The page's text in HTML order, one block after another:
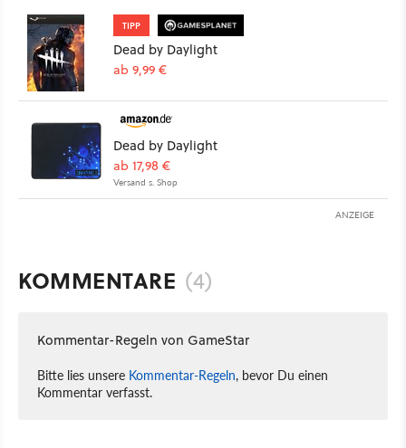
TIPP
Dead by Daylight
ab 9,99 €
Dead by Daylight
ab 17,98 €
Versand s. Shop
ANZEIGE
KOMMENTARE (4)
Kommentar-Regeln von GameStar
Bitte lies unsere Kommentar-Regeln, bevor Du einen
Kommentar verfasst.